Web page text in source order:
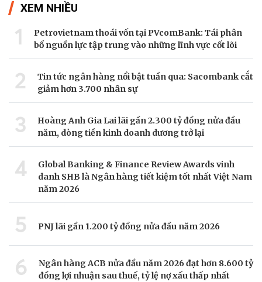
XEM NHIỀU
1
Petrovietnam thoái vốn tại PVcomBank: Tái phân
bổ nguồn lực tập trung vào những lĩnh vực cốt lõi
2
Tin tức ngân hàng nổi bật tuần qua: Sacombank cắt
giảm hơn 3.700 nhân sự
3
Hoàng Anh Gia Lai lãi gần 2.300 tỷ đồng nửa đầu
năm, dòng tiền kinh doanh dương trở lại
4
Global Banking & Finance Review Awards vinh
danh SHB là Ngân hàng tiết kiệm tốt nhất Việt Nam
năm 2026
5 PNJ lãi gần 1.200 tỷ đồng nửa đầu năm 2026
6
Ngân hàng ACB nửa đầu năm 2026 đạt hơn 8.600 tỷ
đồng lợi nhuận sau thuế, tỷ lệ nợ xấu thấp nhất